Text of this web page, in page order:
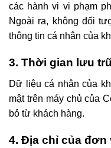
các hành vi vi phạm
Ngoài ra, không đối
thông tin cá nhân của
3. Thời gian lưu
Dữ liệu cá nhân của
mật trên máy chủ của
bỏ từ khách hàng.
4. Địa chỉ của đơn